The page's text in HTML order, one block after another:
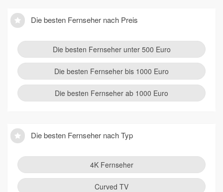
Die besten Fernseher nach Preis
Die besten Fernseher unter 500 Euro
Die besten Fernseher bis 1000 Euro
Die besten Fernseher ab 1000 Euro
Die besten Fernseher nach Typ
4K Fernseher
Curved TV